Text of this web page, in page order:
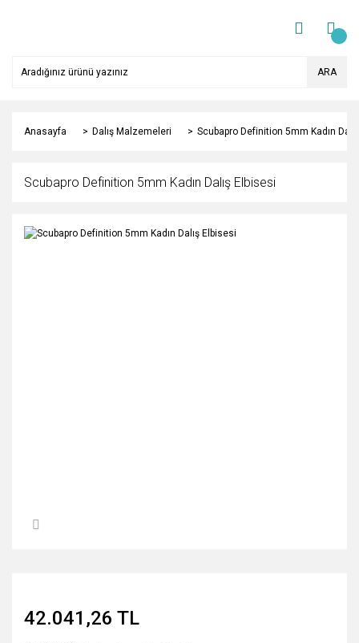
ARA
Anasayfa Dalış Malzemeleri Scubapro Definition 5mm Kadın
Scubapro Definition 5mm Kadın Dalış Elbisesi
42.041,26 TL